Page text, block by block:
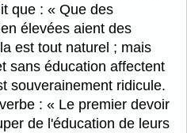
que :
Que des
élevées aient des
est tout naturel ; mais
sans éducation affectent
souverainement ridicule.
:
Le premier devoir
de l'éducation de leurs